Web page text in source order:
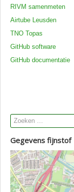
RIVM samenmeten
Airtube Leusden
TNO Topas
GitHub software
GitHub documentatie
Gegevens fijnstof